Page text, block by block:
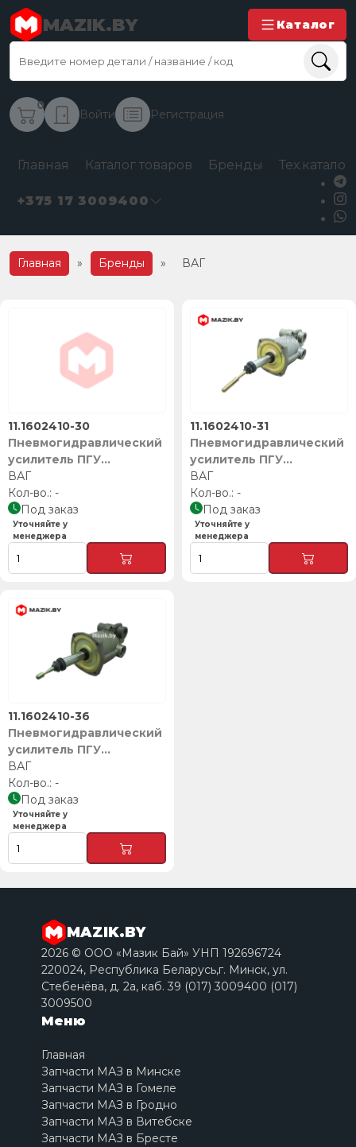
MAZIK.BY Каталог
0
Войти Регистрация
Главная Каталог товаров Бренды
+375 17 3009400
Главная » Бренды » ВАГ
Пневмогидравлический
усилитель ПГУ
11.1602410-30 (шток
117мм), ВАГ
11.1602410-30
ВАГ
-
Под заказ
Уточняйте у
менеджера
Пневмогидравлический
усилитель ПГУ
11.1602410-31 (шток
142мм), ВАГ
11.1602410-31
ВАГ
-
Под заказ
Уточняйте у
менеджера
Пневмогидравлический
усилитель ПГУ
11.1602410-36 (шток
110мм), ВАГ
11.1602410-36
ВАГ
-
Под заказ
Уточняйте у
менеджера
MAZIK.BY
2026 © ООО «Мазик Бай» УНП 192696724
220024, Республика Беларусь,г. Минск, ул.
Стебенёва, д. 2a, каб. 39 (017) 3009400 (017)
3009500
Меню
Главная
Запчасти МАЗ в Минске
Запчасти МАЗ в Гомеле
Запчасти МАЗ в Гродно
Запчасти МАЗ в Витебске
Запчасти МАЗ в Бресте